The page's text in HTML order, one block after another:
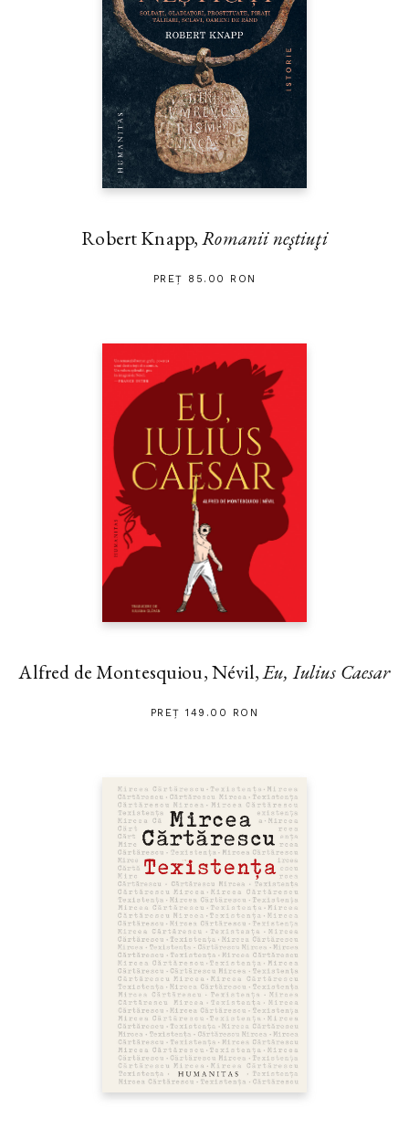
Robert Knapp,Romanii neştiuţi
PREȚ 85.00 RON
Alfred de Montesquiou, Névil,Eu, Iulius Caesar
PREȚ 149.00 RON